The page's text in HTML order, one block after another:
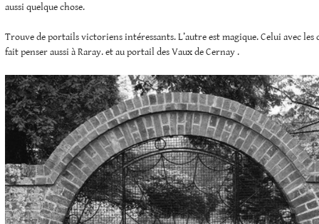
aussi quelque chose.
Trouve de portails victoriens intéressants. L’autre est magique. Celui avec les
fait penser aussi à Raray. et au portail des Vaux de Cernay .